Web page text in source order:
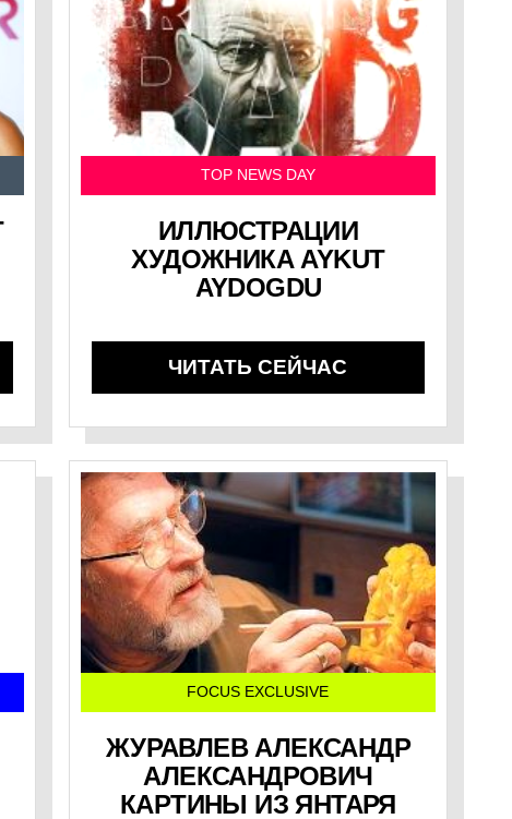
TOP NEWS DAY
ИЛЛЮСТРАЦИИ
ХУДОЖНИКА AYKUT
AYDOGDU
ЧИТАТЬ СЕЙЧАС
FOCUS EXCLUSIVE
ЖУРАВЛЕВ АЛЕКСАНДР
АЛЕКСАНДРОВИЧ
КАРТИНЫ ИЗ ЯНТАРЯ